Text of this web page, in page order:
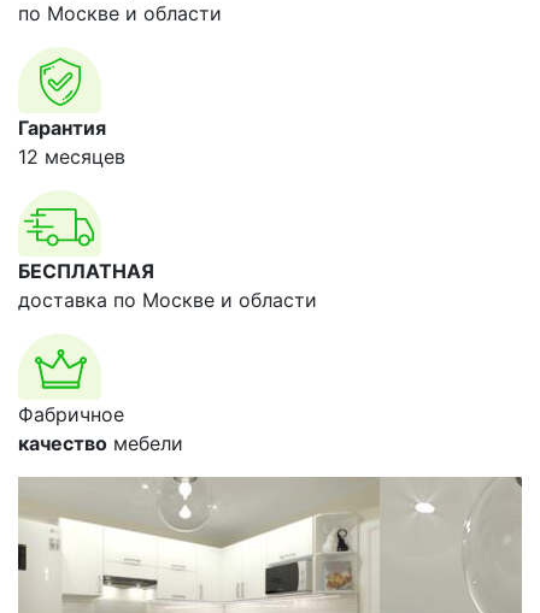
по Москве и области
Гарантия
12 месяцев
БЕСПЛАТНАЯ
доставка по Москве и области
Фабричное
качество мебели